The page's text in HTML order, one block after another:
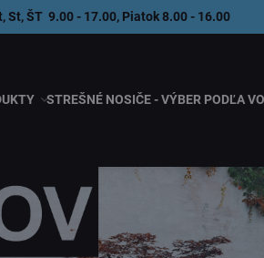
St, ŠT 9.00 - 17.00, Piatok 8.00 - 16.00
STREŠNÉ NOSIČE - VÝBER PODĽA